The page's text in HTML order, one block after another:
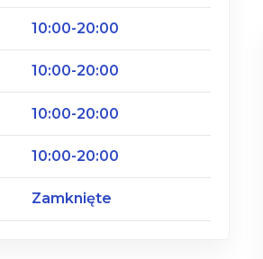
10:00-20:00
10:00-20:00
10:00-20:00
10:00-20:00
Zamknięte